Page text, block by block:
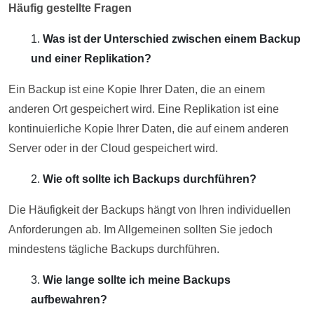
Häufig gestellte Fragen
Was ist der Unterschied zwischen einem Backup
und einer Replikation?
Ein Backup ist eine Kopie Ihrer Daten, die an einem
anderen Ort gespeichert wird. Eine Replikation ist eine
kontinuierliche Kopie Ihrer Daten, die auf einem anderen
Server oder in der Cloud gespeichert wird.
Wie oft sollte ich Backups durchführen?
Die Häufigkeit der Backups hängt von Ihren individuellen
Anforderungen ab. Im Allgemeinen sollten Sie jedoch
mindestens tägliche Backups durchführen.
Wie lange sollte ich meine Backups
aufbewahren?